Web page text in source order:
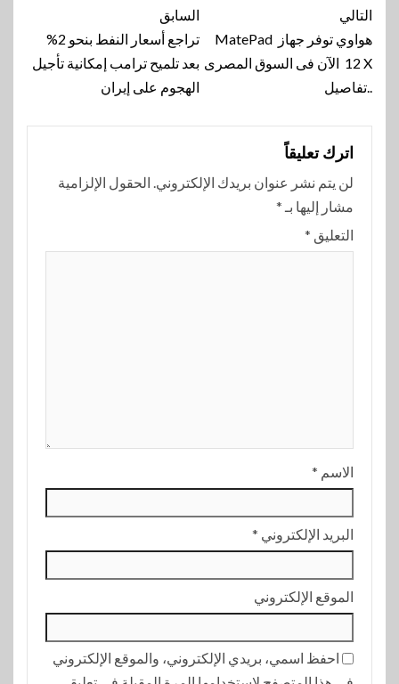
تنقل
المقالة
السابق
تراجع أسعار النفط بنحو 2%
بعد تلميح ترامب إمكانية تأجيل
الهجوم على إيران
التالي
هواوي توفر جهاز MatePad
12 X الآن فى السوق المصرى
..تفاصيل
اترك تعليقاً
لن يتم نشر عنوان بريدك الإلكتروني. الحقول الإلزامية
مشار إليها بـ *
التعليق *
الاسم *
البريد الإلكتروني *
الموقع الإلكتروني
احفظ اسمي، بريدي الإلكتروني، والموقع الإلكتروني